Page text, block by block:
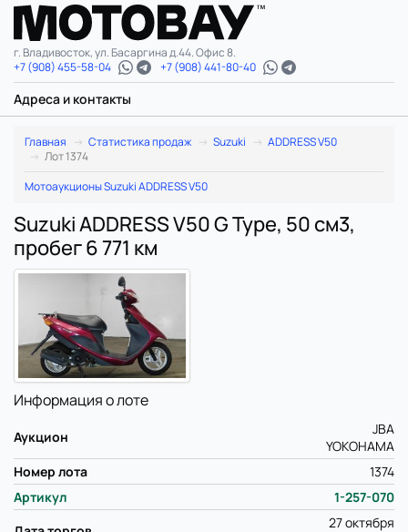
г. Владивосток, ул. Басаргина д.44. Офис 8.
+7 (908) 455-58-04
+7 (908) 441-80-40
Адреса и контакты
Главная Статистика продаж Suzuki
ADDRESS V50
Лот 1374
Мотоаукционы Suzuki ADDRESS V50
Suzuki ADDRESS V50 G Type, 50 см3,
пробег 6 771 км
Информация о лоте
Аукцион
JBA
YOKOHAMA
Номер лота
1374
Артикул
1-257-070
27 октября